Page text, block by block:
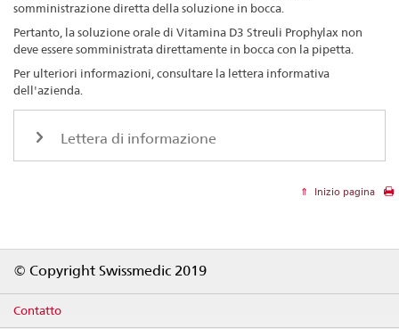
somministrazione diretta della soluzione in bocca.
Pertanto, la soluzione orale di Vitamina D3 Streuli Prophylax non
deve essere somministrata direttamente in bocca con la pipetta.
Per ulteriori informazioni, consultare la lettera informativa
dell'azienda.
Lettera di informazione
Inizio pagina
© Copyright Swissmedic 2019
Contatto